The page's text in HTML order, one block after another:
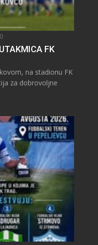
0
FK
na stadionu FK
za dobrovoljne